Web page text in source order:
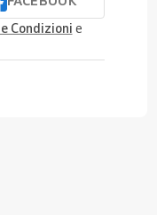
Condizioni e